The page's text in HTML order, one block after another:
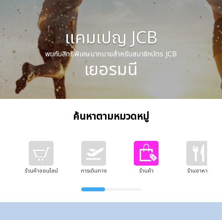
แคมเปญ JCB
พบกับสิทธิพิเศษมากมายสำหรับสมาชิกบัตร JCB
เยอรมนี
ค้นหาตามหมวดหมู่
ร้านค้าออนไลน์ การเดินทาง ร้านค้า ร้านอาหาร